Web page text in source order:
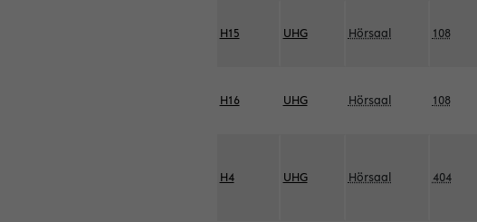
H15 UHG Hörsaal 108
H16 UHG Hörsaal 108
H4 UHG Hörsaal 404